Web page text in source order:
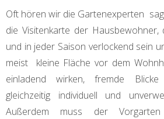
Oft hören wir die Gartenexperten
die Visitenkarte der
und in jeder Saison verlockend sein
meist kleine Fläche vor dem
einladend wirken, fremde
gleichzeitig individuell und
Außerdem muss der